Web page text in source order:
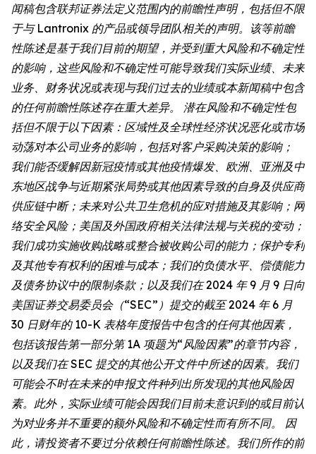
闻稿包含联邦证券法定义范围内的前瞻性声明，包括但不限
于与 Lantronix 的产品或领导团队相关的声明。该等前瞻
性陈述是基于我们目前的期望，并受到重大风险和不确定性
的影响，这些风险和不确定性可能导致我们实际业绩、未来
业务、财务状况或表现与我们过去的业绩或本新闻稿中包含
的任何前瞻性陈述存在重大差异。 潜在风险和不确定性包
括但不限于以下因素：区域性及全球性经济状况恶化或市场
动荡对本公司业务的影响，包括对客户采购决策的影响；
我们能否缓解因新冠疫情或其他疫情爆发、欧洲、亚洲及中
东地区战争与近期紧张局势或其他因素导致的自身及供应商
供应链中断；未来对公共卫生危机的应对措施及其影响；网
络安全风险；美国及外国政府相关法律法规与关税的变动；
我们成功实施收购战略或整合被收购公司的能力；保护专利
及其他专有权利的困难与成本；我们的负债水平、偿债能力
及债务协议中的限制条款；以及我们在 2024 年 9 月 9 日向
美国证券交易委员会（“SEC”）提交的截至 2024 年 6 月
30 日财年的 10-K 表格年度报告中包含的任何其他因素，
包括该报告第一部分第 1A 项题为“风险因素”的章节内容，
以及我们在 SEC 提交的其他公开文件中所述的因素。我们
可能会不时在未来的申报文件种列出所发现的其他风险因
素。此外，实际业绩可能会因我们目前未意识到的或目前认
为对业务并不重要的额外风险和不确定性而有所不同。 因
此，请投资者不要过分依赖任何前瞻性陈述。我们所作的前